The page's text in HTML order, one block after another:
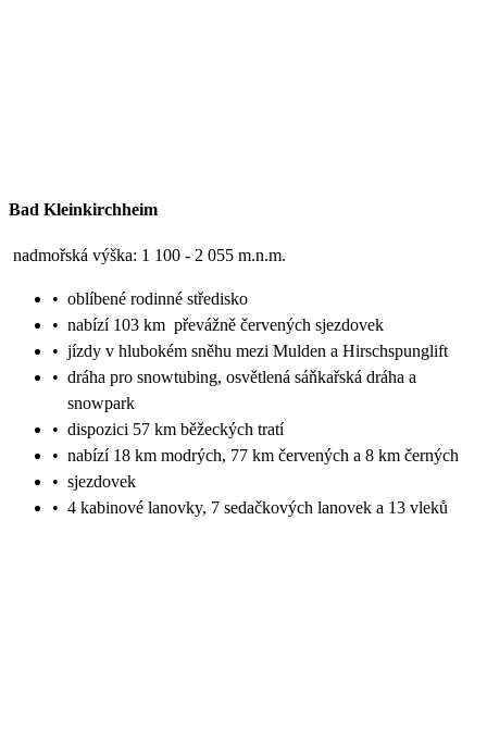
Bad Kleinkirchheim
nadmořská výška: 1 100 - 2 055 m.n.m.
• oblíbené rodinné středisko
• nabízí 103 km převážně červených sjezdovek
• jízdy v hlubokém sněhu mezi Mulden a Hirschspunglift
• dráha pro snowtubing, osvětlená sáňkařská dráha a
snowpark
• dispozici 57 km běžeckých tratí
• nabízí 18 km modrých, 77 km červených a 8 km černých
• sjezdovek
• 4 kabinové lanovky, 7 sedačkových lanovek a 13 vleků